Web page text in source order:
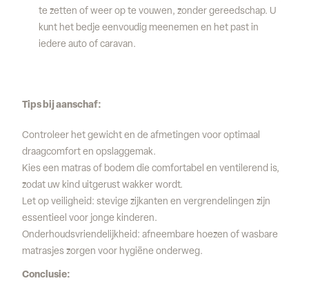
te zetten of weer op te vouwen, zonder gereedschap. U
kunt het bedje eenvoudig meenemen en het past in
iedere auto of caravan.
Tips bij aanschaf:
Controleer het gewicht en de afmetingen voor optimaal
draagcomfort en opslaggemak.
Kies een matras of bodem die comfortabel en ventilerend is,
zodat uw kind uitgerust wakker wordt.
Let op veiligheid: stevige zijkanten en vergrendelingen zijn
essentieel voor jonge kinderen.
Onderhoudsvriendelijkheid: afneembare hoezen of wasbare
matrasjes zorgen voor hygiëne onderweg.
Conclusie: